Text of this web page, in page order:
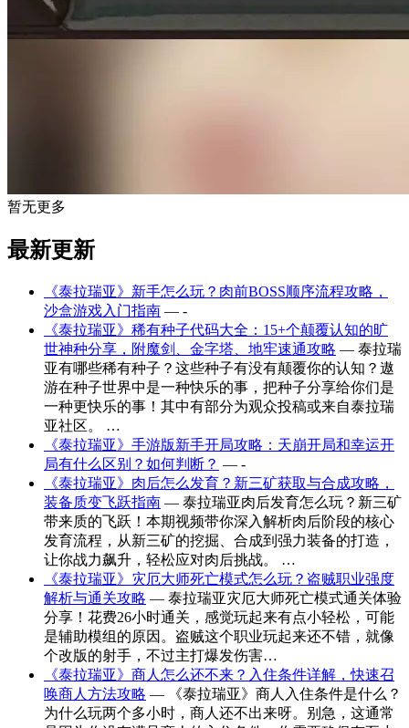
暂无更多
最新更新
《泰拉瑞亚》新手怎么玩？肉前BOSS顺序流程攻略，
沙盒游戏入门指南 — -
《泰拉瑞亚》稀有种子代码大全：15+个颠覆认知的旷
世神种分享，附魔剑、金字塔、地牢速通攻略 — 泰拉瑞
亚有哪些稀有种子？这些种子有没有颠覆你的认知？遨
游在种子世界中是一种快乐的事，把种子分享给你们是
一种更快乐的事！其中有部分为观众投稿或来自泰拉瑞
亚社区。 …
《泰拉瑞亚》手游版新手开局攻略：天崩开局和幸运开
局有什么区别？如何判断？ — -
《泰拉瑞亚》肉后怎么发育？新三矿获取与合成攻略，
装备质变飞跃指南 — 泰拉瑞亚肉后发育怎么玩？新三矿
带来质的飞跃！本期视频带你深入解析肉后阶段的核心
发育流程，从新三矿的挖掘、合成到强力装备的打造，
让你战力飙升，轻松应对肉后挑战。 …
《泰拉瑞亚》灾厄大师死亡模式怎么玩？盗贼职业强度
解析与通关攻略 — 泰拉瑞亚灾厄大师死亡模式通关体验
分享！花费26小时通关，感觉玩起来有点小轻松，可能
是辅助模组的原因。盗贼这个职业玩起来还不错，就像
个改版的射手，不过主打爆发伤害…
《泰拉瑞亚》商人怎么还不来？入住条件详解，快速召
唤商人方法攻略 — 《泰拉瑞亚》商人入住条件是什么？
为什么玩两个多小时，商人还不出来呀。别急，这通常